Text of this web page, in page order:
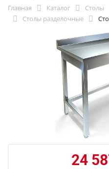
Главная Каталог Столы
Столы разделочные
24